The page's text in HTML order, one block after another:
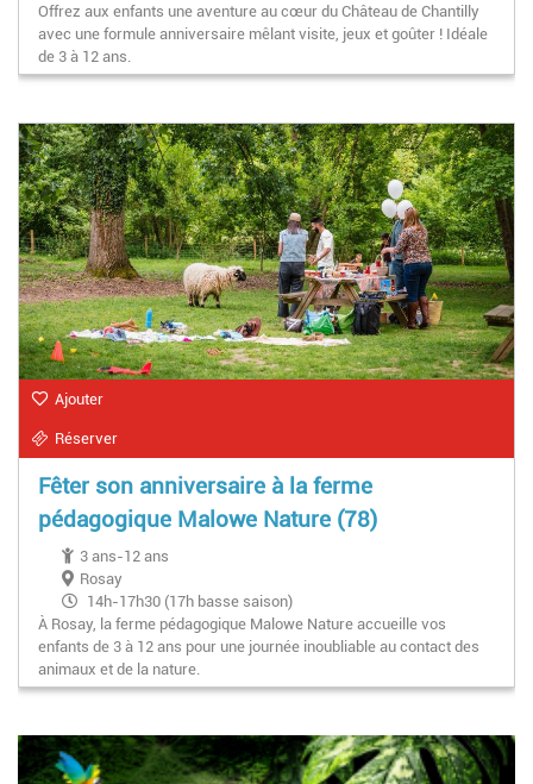
Offrez aux enfants une aventure au cœur du Château de Chantilly
avec une formule anniversaire mêlant visite, jeux et goûter ! Idéale
de 3 à 12 ans.
Ajouter
Réserver
Fêter son anniversaire à la ferme
pédagogique Malowe Nature (78)
3 ans-12 ans
Rosay
14h-17h30 (17h basse saison)
À Rosay, la ferme pédagogique Malowe Nature accueille vos
enfants de 3 à 12 ans pour une journée inoubliable au contact des
animaux et de la nature.